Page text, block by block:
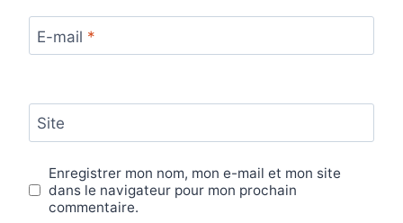
E-mail *
Site
Enregistrer mon nom, mon e-mail et mon site
dans le navigateur pour mon prochain
commentaire.